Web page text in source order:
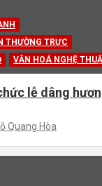
THƯỜNG TRỰC
VĂN HOÁ NGHỆ
lễ dâng
Quang Hòa